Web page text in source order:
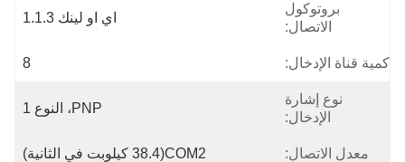
بروتوكول
الاتصال:
اي او لينك 1.1.3
كمية قناة الإدخال: 8
نوع إشارة
الإدخال:
PNP، النوع 1
معدل الاتصال: COM2(38.4 كيلوبت في الثانية)